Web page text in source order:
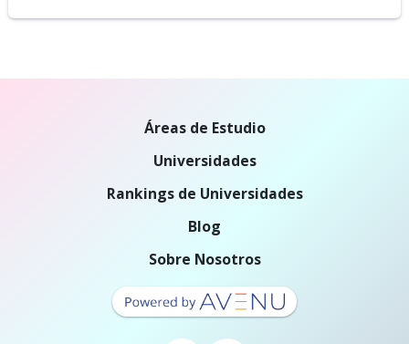
Áreas de Estudio
Universidades
Rankings de Universidades
Blog
Sobre Nosotros